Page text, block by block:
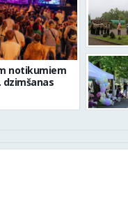
notikumiem
dzimšanas